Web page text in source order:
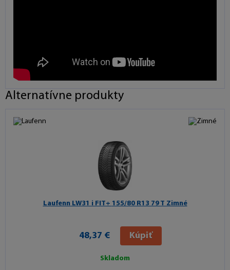
Alternatívne produkty
Laufenn LW31 i FIT+ 155/80 R13 79 T Zimné
48,37 € Kúpiť
Skladom